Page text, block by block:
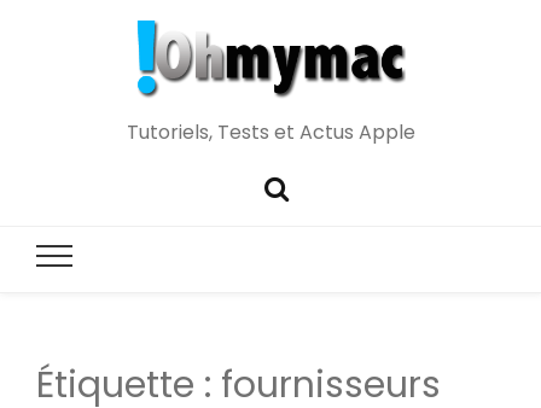
Tutoriels, Tests et Actus Apple
Étiquette : fournisseurs